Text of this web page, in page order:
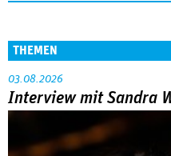
THEMEN
03.08.2026
Interview mit Sandra